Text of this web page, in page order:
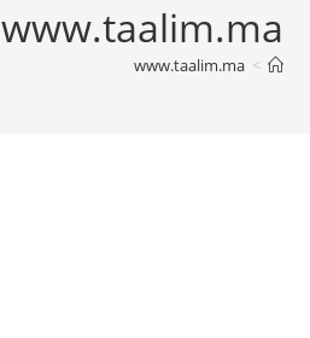
www.taalim.ma
>
www.taalim.ma